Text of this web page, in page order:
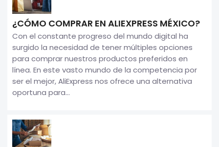
¿CÓMO COMPRAR EN ALIEXPRESS MÉXICO?
Con el constante progreso del mundo digital ha
surgido la necesidad de tener múltiples opciones
para comprar nuestros productos preferidos en
línea. En este vasto mundo de la competencia por
ser el mejor, AliExpress nos ofrece una alternativa
oportuna para...